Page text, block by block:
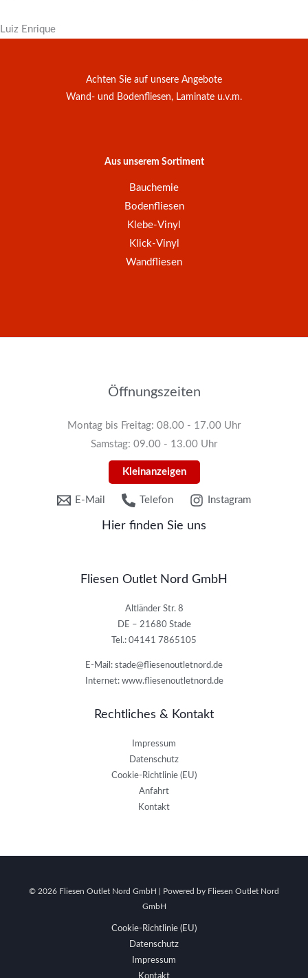
Luiz Enrique
Achten Sie auf unsere Angebote
Wand- und Bodenfliesen, Laminate u.v.m.
Aus unserem Sortiment
Bauchemie
Bodenfliesen
Klebe-Vinyl
Klick-Vinyl
Wandfliesen
Öffnungszeiten
Montag bis Freitag: 08.00 - 17.00 Uhr
Samstag: 09.00 - 13.00 Uhr
Kleinanzeigen
E-Mail Telefon Instagram
Hier finden Sie uns
Fliesen Outlet Nord GmbH
Altländer Str. 8
DE – 21680 Stade
Tel.: 04141 7865105
E-Mail: stade@fliesenoutletnord.de
Internet: www.fliesenoutletnord.de
Rechtliches & Kontakt
Impressum
Datenschutz
Cookie-Richtlinie (EU)
Anfahrt
Kontakt
© 2026 Fliesen Outlet Nord GmbH | Powered by Fliesen Outlet Nord
GmbH
Cookie-Richtlinie (EU)
Datenschutz
Impressum
Kontakt